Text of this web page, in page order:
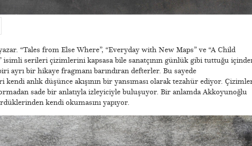
“Tales from Else Where”, “Everyday with New Maps” ve “A Child
isimli serileri çizimlerini kapsasa bile sanatçının günlük gibi tuttuğu
ayrı bir hikaye fragmanı barındıran defterler. Bu sayede
anlık düşünce akışının bir yansıması olarak tezahür ediyor.
sade bir anlatıyla izleyiciyle buluşuyor. Bir anlamda Akkoyunoğlu
kendi okumasını yapıyor.